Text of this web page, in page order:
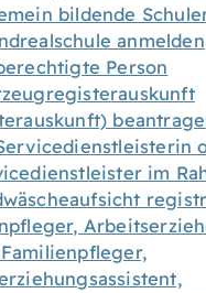
bildende
anmelden
Person
im